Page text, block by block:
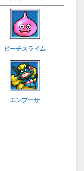
ピーチスライム
エンプーサ